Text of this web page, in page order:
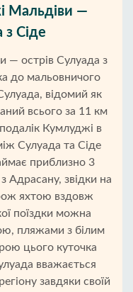
Мальдіви —
з Сіде
— острів Сулуада з
до мальовничого
відомий як
всього за 11 км
Кумлуджі в
Сулуада та Сіде
приблизно 3
Адрасану, звідки на
яхтою вздовж
поїздки можна
пляжами з білим
цього куточка
вважається
завдяки своїй